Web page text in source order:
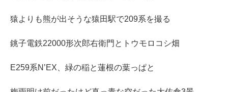
猿よりも熊が出そうな猿田駅で209系を撮る
銚子電鉄22000形次郎右衛門とトウモロコシ畑
E259系N’EX、緑の稲と蓮根の葉っぱと